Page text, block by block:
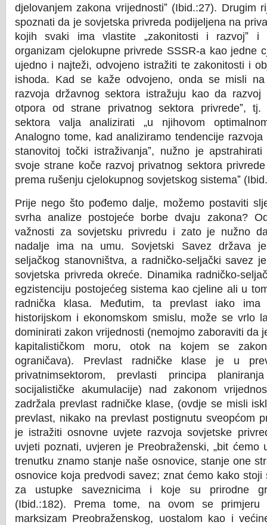
djelovanjem zakona vrijednostiˮ (Ibid.:27). Drugim
spoznati da je sovjetska privreda podijeljena na
kojih svaki ima vlastite „zakonitosti i razvojˮ i
organizam cjelokupne privrede SSSR-a kao jedne
ujedno i najteži, odvojeno istražiti te zakonitosti i
ishoda. Kad se kaže odvojeno, onda se misli
razvoja državnog sektora istražuju kao da razvoj
otpora od strane privatnog sektora privredeˮ, tj.
sektora valja analizirati „u njihovom
Analogno tome, kad analiziramo tendencije razvoja
stanovitoj točki istraživanjaˮ, nužno je
svoje strane koče razvoj privatnog sektora
prema rušenju cjelokupnog sovjetskog sistemaˮ
Prije nego što pođemo dalje, možemo postaviti
svrha analize postojeće borbe dvaju zakona?
važnosti za sovjetsku privredu i zato je nužno
nadalje ima na umu. Sovjetski Savez država
seljačkog stanovništva, a radničko-seljački savez
sovjetska privreda okreće. Dinamika radničko-
egzistenciju postojećeg sistema kao cjeline ali u
radnička klasa. Međutim, ta prevlast iako ima
historijskom i ekonomskom smislu, može se vrlo
dominirati zakon vrijednosti (nemojmo zaboraviti da
kapitalističkom moru, otok na kojem se
ograničava). Prevlast radničke klase je u
privatnimsektorom, prevlasti principa
socijalističke akumulacije) nad zakonom
zadržala prevlast radničke klase, (ovdje se misli
prevlast, nikako na prevlast postignutu sveopćom
je istražiti osnovne uvjete razvoja sovjetske
uvjeti poznati, uvjeren je Preobraženski, „bit ćemo
trenutku znamo stanje naše osnovice, stanje one
osnovice koja predvodi savez; znat ćemo kako stoji
za ustupke saveznicima i koje su prirodne
(Ibid.:182). Prema tome, na ovom se primjeru
marksizam Preobraženskog, uostalom kao i